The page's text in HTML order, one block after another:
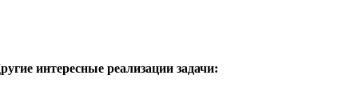
интересные реализации задачи: